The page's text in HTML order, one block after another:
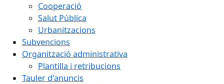
Cooperació
Salut Pública
Urbanitzacions
Subvencions
Organització administrativa
Plantilla i retribucions
Tauler d'anuncis